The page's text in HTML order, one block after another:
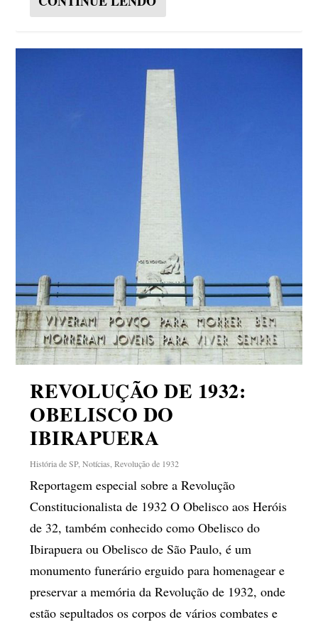
REVOLUÇÃO DE 1932:
OBELISCO DO
IBIRAPUERA
História de SP,Notícias ,Revolução de 1932
Reportagem especial sobre a Revolução
Constitucionalista de 1932 O Obelisco aos Heróis
de 32, também conhecido como Obelisco do
Ibirapuera ou Obelisco de São Paulo, é um
monumento funerário erguido para homenagear e
preservar a memória da Revolução de 1932, onde
estão sepultados os corpos de vários combates e